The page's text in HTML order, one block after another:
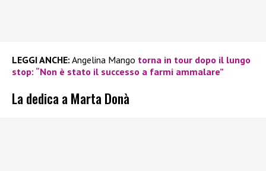
LEGGI ANCHE: Angelina Mango torna in tour dopo il lungo
stop: “Non è stato il successo a farmi ammalare”
La dedica a Marta Donà